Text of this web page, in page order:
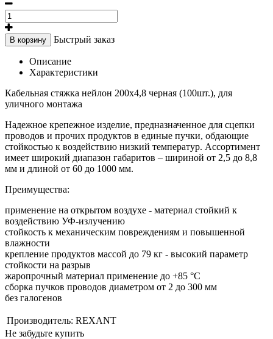
В корзину Быстрый заказ
Описание
Характеристики
Кабельная стяжка нейлон 200х4,8 черная (100шт.), для
уличного монтажа
Надежное крепежное изделие, предназначенное для сцепки
проводов и прочих продуктов в единые пучки, обдающие
стойкостью к воздействию низкий температур. Ассортимент
имеет широкий диапазон габаритов – шириной от 2,5 до 8,8
мм и длиной от 60 до 1000 мм.
Преимущества:
применение на открытом воздухе - материал стойкий к
воздействию УФ-излучению
стойкость к механическим повреждениям и повышенной
влажности
крепление продуктов массой до 79 кг - высокий параметр
стойкости на разрыв
жаропрочный материал применение до +85 °С
сборка пучков проводов диаметром от 2 до 300 мм
без галогенов
Производитель: REXANT
Не забудьте купить